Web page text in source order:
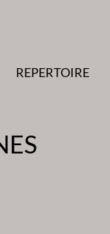
REPERTOIRE